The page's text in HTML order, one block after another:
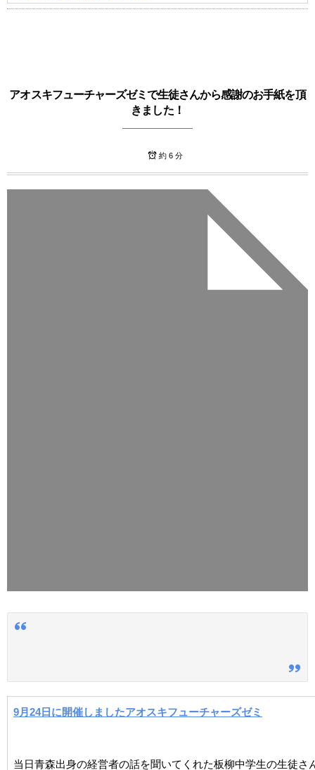
アオスキフューチャーズゼミで生徒さんから感謝のお手紙を頂
きました！
約 6 分
9月24日に開催しましたアオスキフューチャーズゼミ
当日青森出身の経営者の話を聞いてくれた板柳中学生の生徒さ